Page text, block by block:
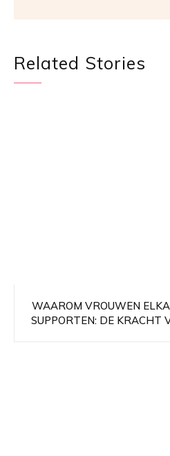
Related Stories
WAAROM VROUWEN
SUPPORTEN: DE KRACHT